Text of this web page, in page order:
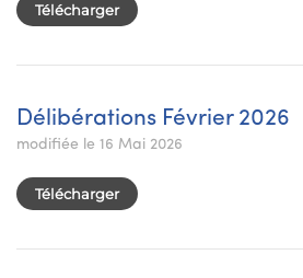
Télécharger
Délibérations Février 2026
modifiée le 16 Mai 2026
Télécharger